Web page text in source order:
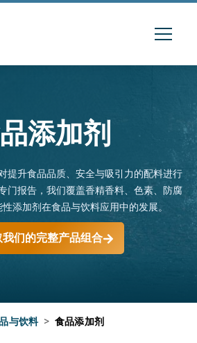
添加剂
提升食品品质、安全与吸引力的配料进行
门报告，我们覆盖香精香料、色素、防腐
添加剂在食品与饮料应用中的发展。
我们的完整产品组合
与饮料 > 食品添加剂